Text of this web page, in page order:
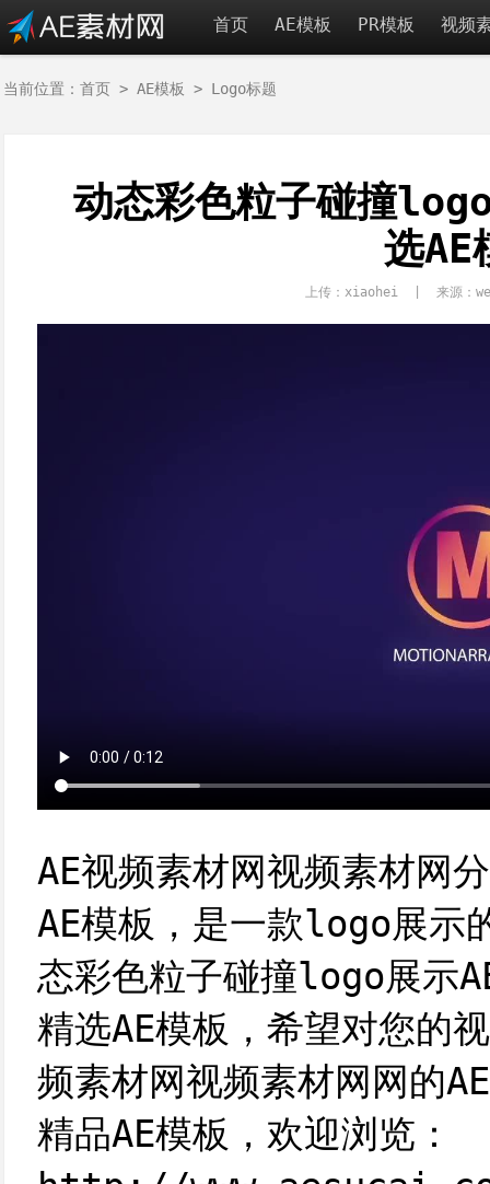
首页 AE模板 PR模板 视频
当前位置： 首页> AE模板 > Logo标题
动态彩色粒子碰撞
选AE
上传：xiaohei | 来源：
AE视频素材网视频素材网
AE模板，是一款logo展示
态彩色粒子碰撞logo展示
精选AE模板，希望对您的
频素材网视频素材网网的
精品AE模板，欢迎浏览：